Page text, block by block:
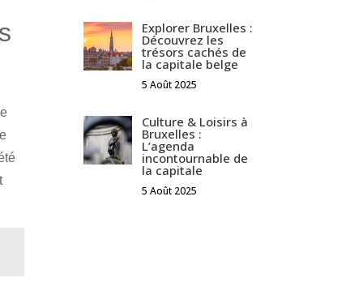
Explorer Bruxelles :
Découvrez les
trésors cachés de
la capitale belge
5 Août 2025
Culture & Loisirs à
Bruxelles :
L’agenda
incontournable de
la capitale
5 Août 2025